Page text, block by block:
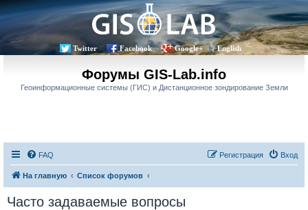
Twitter Facebook Google+ English
Форумы GIS-Lab.info
Геоинформационные системы (ГИС) и Дистанционное зондирование Земли
FAQ Вход
Регистрация
На главную Список форумов
Часто задаваемые вопросы